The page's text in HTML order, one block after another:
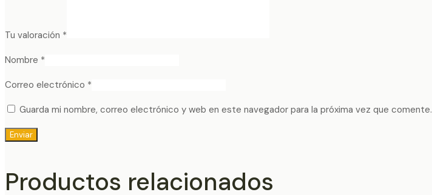
Tu valoración *
Nombre *
Correo electrónico *
Guarda mi nombre, correo electrónico y web en este navegador para la próxima vez que comente.
Productos relacionados